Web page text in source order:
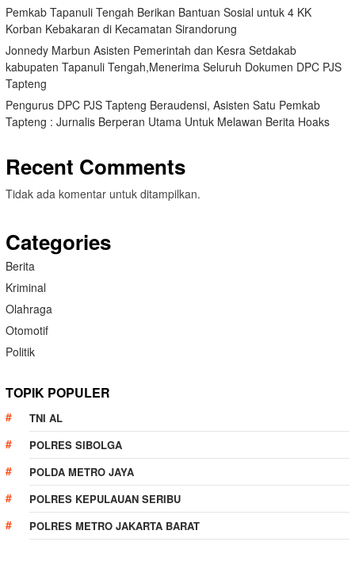
Pemkab Tapanuli Tengah Berikan Bantuan Sosial untuk 4 KK
Korban Kebakaran di Kecamatan Sirandorung
Jonnedy Marbun Asisten Pemerintah dan Kesra Setdakab
kabupaten Tapanuli Tengah,Menerima Seluruh Dokumen DPC PJS
Tapteng
Pengurus DPC PJS Tapteng Beraudensi, Asisten Satu Pemkab
Tapteng : Jurnalis Berperan Utama Untuk Melawan Berita Hoaks
Recent Comments
Tidak ada komentar untuk ditampilkan.
Categories
Berita
Kriminal
Olahraga
Otomotif
Politik
TOPIK POPULER
TNI AL
POLRES SIBOLGA
POLDA METRO JAYA
POLRES KEPULAUAN SERIBU
POLRES METRO JAKARTA BARAT